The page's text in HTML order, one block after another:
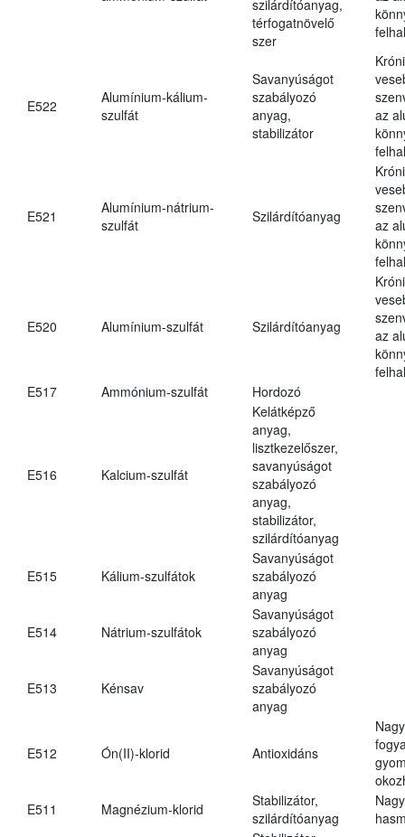
szilárdítóanyag,
térfogatnövelő
szer
E522
Alumínium-kálium-
szulfát
Savanyúságot
szabályozó
anyag,
stabilizátor
az
E521
Alumínium-nátrium-
szulfát
Szilárdítóanyag
az
E520 Alumínium-szulfát Szilárdítóanyag
az
E517
Ammónium-szulfát Hordozó
E516 Kalcium-szulfát
Kelátképző
anyag,
lisztkezelőszer,
savanyúságot
szabályozó
anyag,
stabilizátor,
szilárdítóanyag
E515 Kálium-szulfátok
Savanyúságot
szabályozó
anyag
E514 Nátrium-szulfátok
Savanyúságot
szabályozó
anyag
E513 Kénsav
Savanyúságot
szabályozó
anyag
E512 Ón(II)-klorid Antioxidáns
E511
Magnézium-klorid
Stabilizátor,
szilárdítóanyag